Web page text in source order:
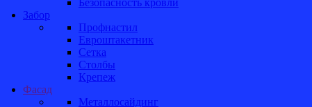
Безопасность кровли
Забор
Профнастил
Евроштакетник
Сетка
Столбы
Крепеж
Фасад
Металлосайдинг